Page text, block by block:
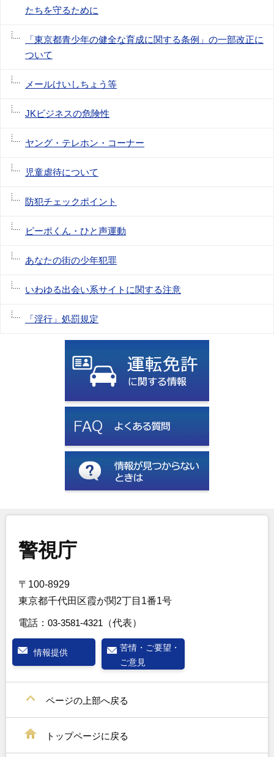
たちを守るために
「東京都青少年の健全な育成に関する条例」の一部改正に
ついて
メールけいしちょう等
JKビジネスの危険性
ヤング・テレホン・コーナー
児童虐待について
防犯チェックポイント
ピーポくん・ひと声運動
あなたの街の少年犯罪
いわゆる出会い系サイトに関する注意
「淫行」処罰規定
警視庁
〒100-8929
東京都千代田区霞が関2丁目1番1号
電話： 03-3581-4321 （代表）
情報提供
苦情・ご要望・
ご意見
ページの上部へ戻る
トップページに戻る